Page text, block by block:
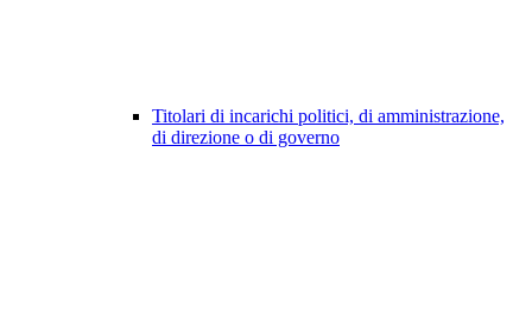
Titolari di incarichi politici, di amministrazione,
di direzione o di governo